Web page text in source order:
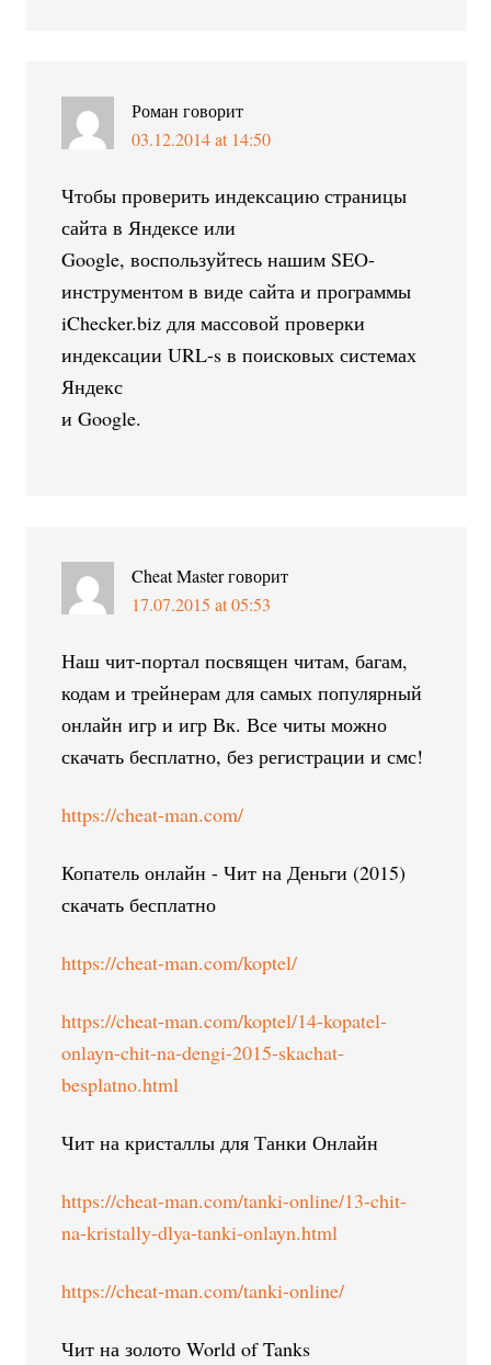
Роман говорит
03.12.2014 at 14:50
Чтобы проверить индексацию страницы
сайта в Яндексе или
Google, воспользуйтесь нашим SEO-
инструментом в виде сайта и программы
iChecker.biz для массовой проверки
индексации URL-s в поисковых системах
Яндекс
и Google.
Cheat Masterговорит
17.07.2015 at 05:53
Наш чит-портал посвящен читам, багам,
кодам и трейнерам для самых популярный
онлайн игр и игр Вк. Все читы можно
скачать бесплатно, без регистрации и смс!
https://cheat-man.com/
Копатель онлайн - Чит на Деньги (2015)
скачать бесплатно
https://cheat-man.com/koptel/
https://cheat-man.com/koptel/14-kopatel-
onlayn-chit-na-dengi-2015-skachat-
besplatno.html
Чит на кристаллы для Танки Онлайн
https://cheat-man.com/tanki-online/13-chit-
na-kristally-dlya-tanki-onlayn.html
https://cheat-man.com/tanki-online/
Чит на золото World of Tanks